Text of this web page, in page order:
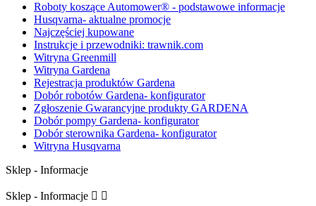
Roboty koszące Automower® - podstawowe informacje
Husqvarna- aktualne promocje
Najczęściej kupowane
Instrukcje i przewodniki: trawnik.com
Witryna Greenmill
Witryna Gardena
Rejestracja produktów Gardena
Dobór robotów Gardena- konfigurator
Zgłoszenie Gwarancyjne produkty GARDENA
Dobór pompy Gardena- konfigurator
Dobór sterownika Gardena- konfigurator
Witryna Husqvarna
Sklep - Informacje
Sklep - Informacje  